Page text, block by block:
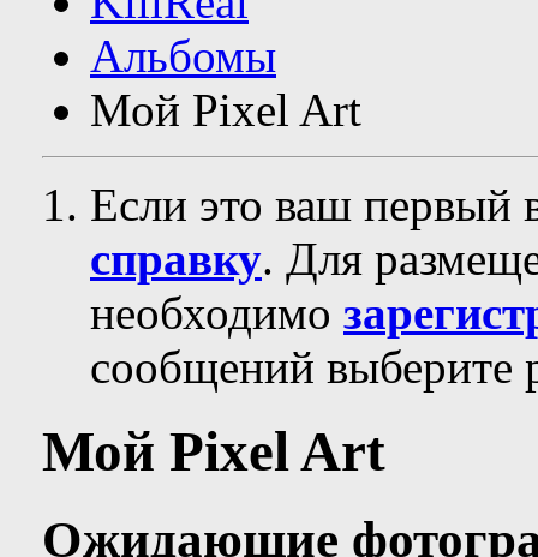
Альбомы
Мой Pixel Art
Если это ваш первый
справку. Для
необходимо
сообщений выберите
Мой Pixel Art
Ожидающие